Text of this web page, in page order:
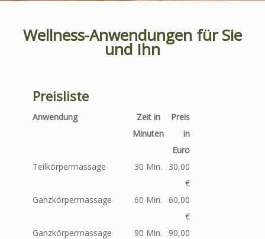
Wellness-Anwendungen für Sie
und Ihn
Preisliste
Anwendung
Zeit in
Minuten
Preis
in
Euro
Teilkörpermassage
30 Min.
30,00
€
Ganzkörpermassage
60 Min.
60,00
€
Ganzkörpermassage
90 Min.
90,00